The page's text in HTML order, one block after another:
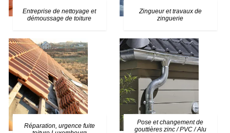
Entreprise de nettoyage et
démoussage de toiture
Zingueur et travaux de
zinguerie
Réparation, urgence fuite
Pose et changement de
gouttières zinc / PVC / Alu